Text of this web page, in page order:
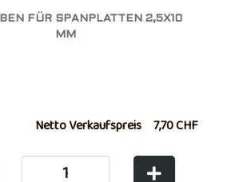
FÜR SPANPLATTEN 2,5X10
MM
Netto Verkaufspreis 7,70 CHF